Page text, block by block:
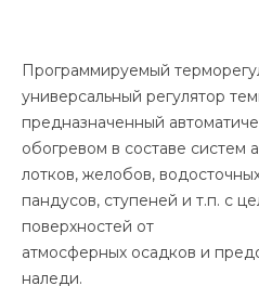
Программируемый
универсальный регулятор
предназначенный
обогревом в составе систем
лотков, желобов,
пандусов, ступеней и т.п. с
поверхностей от
атмосферных осадков и
наледи.